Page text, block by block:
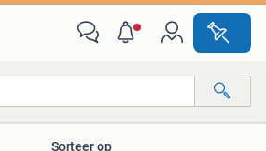
Sorteer op